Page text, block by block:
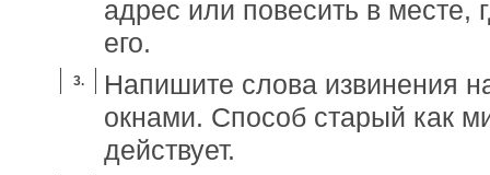
адрес или повесить в месте,
его.
Напишите слова извинения
окнами. Способ старый как
действует.